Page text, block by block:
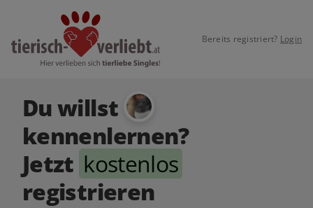
Bereits registriert? Login
Du willst
kennenlernen?
Jetzt kostenlos
registrieren